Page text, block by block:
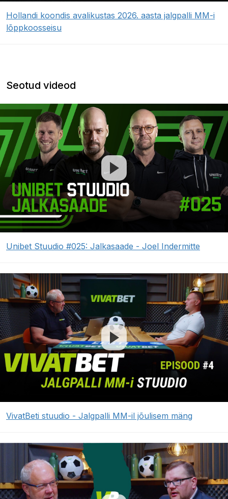
Hollandi koondis avalikustas 2026. aasta jalgpalli MM-i
lõppkoosseisu
Seotud videod
Unibet Stuudio #025: Jalkasaade - Joel Indermitte
VivatBeti stuudio - Jalgpalli MM-il jõulisem mäng